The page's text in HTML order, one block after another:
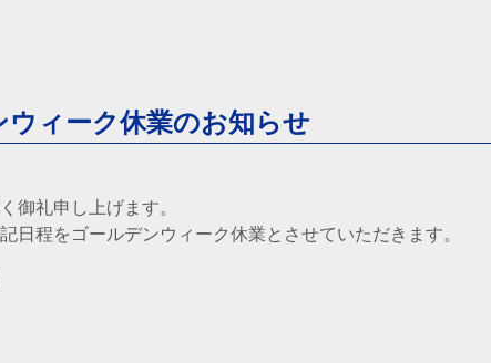
ィーク休業のお知らせ
御礼申し上げます。
日程をゴールデンウィーク休業とさせていただきます。